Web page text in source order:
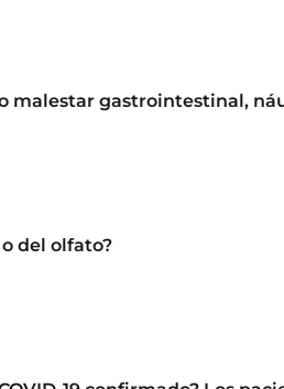
malestar gastrointestinal,
del olfato?